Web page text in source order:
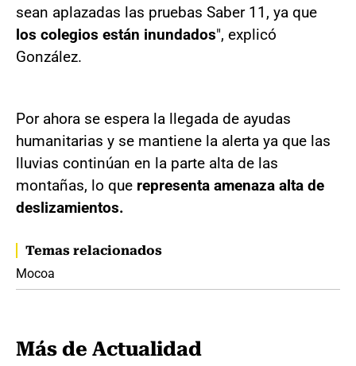
sean aplazadas las pruebas Saber 11, ya que
los colegios están inundados", explicó
González.
Por ahora se espera la llegada de ayudas
humanitarias y se mantiene la alerta ya que las
lluvias continúan en la parte alta de las
montañas, lo que representa amenaza alta de
deslizamientos.
Temas relacionados
Mocoa
Más de Actualidad